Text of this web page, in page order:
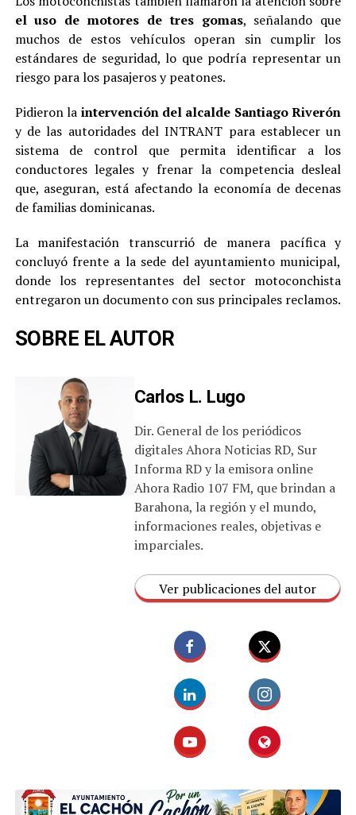
el uso de motores de tres gomas, señalando que
muchos de estos vehículos operan sin cumplir los
estándares de seguridad, lo que podría representar un
riesgo para los pasajeros y peatones.
Pidieron la intervención del alcalde Santiago Riverón
y de las autoridades del INTRANT para establecer un
sistema de control que permita identificar a los
conductores legales y frenar la competencia desleal
que, aseguran, está afectando la economía de decenas
de familias dominicanas.
La manifestación transcurrió de manera pacífica y
concluyó frente a la sede del ayuntamiento municipal,
donde los representantes del sector motoconchista
entregaron un documento con sus principales reclamos.
SOBRE EL AUTOR
Carlos L. Lugo
Dir. General de los periódicos
digitales Ahora Noticias RD, Sur
Informa RD y la emisora online
Ahora Radio 107 FM, que brindan a
Barahona, la región y el mundo,
informaciones reales, objetivas e
imparciales.
Ver publicaciones del autor